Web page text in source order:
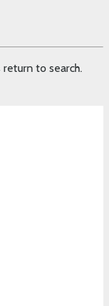
return to search.